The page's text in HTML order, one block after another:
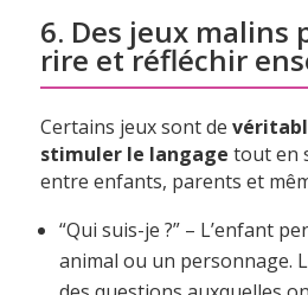
6. Des jeux malins
rire et réfléchir
Certains jeux sont de
stimuler le langage tout en
entre enfants, parents et
“Qui suis-je ?” – L’enfant
animal ou un personnage.